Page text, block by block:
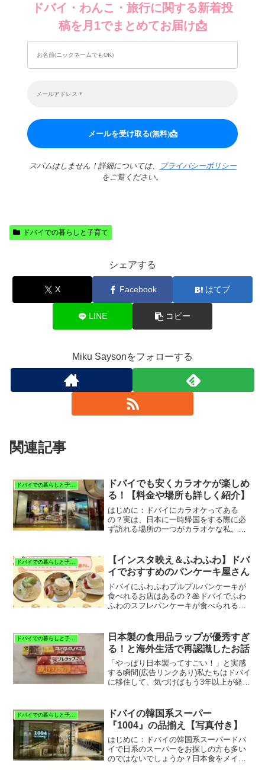
ドバイ・わんこ・旅行に関する新着投
稿を月1でまとめてお届け📩
スパムはしません！詳細については、
プライバシーポリシー
をご覧ください。
ドバイでの暮らしと子育て
シェアする
X Facebook はてブ
LINE コピー
Miku Saysonをフォローする
関連記事
ドバイでの暮らしと子育て
ドバイでも安くカラオケが楽しめ
る！【料金や場所も詳しく紹介】
はじめに：ドバイにカラオケってある
の？実は、日本に一時帰国をする際に必
ず訪れる場所の一つがカラオケな私。し
ケじゃ物足りず‥サクッと歌って発散で
きるカラオケを探していまし...
【インスタ映え＆ふわふわ】ドバ
イでおすすめのパンケーキ屋さん
ドバイにふわふわプルプルパンケーキが
食べれるお店はあるの？🥞ドバイでふわ
ふわのスフレパンケーキが食べられるお
く、ふわふわ食感を楽しめるお店があり
ます。今回はドバイ在住4年...
日本製の食用品ラップが優秀すぎ
る！と海外生活で再認識したお話
「やっぱり日本製ってすごい！」と実感
する瞬間(広告リンクあり)私たちはドバイ
に移住して、気づけばもう3年以上が経ち
「日本製の素晴らしさ」です。海外の方
から「Made in...
ドバイでの暮らしと子育て
ドバイの韓国系スーパー
『1004』の品揃え【写真付き】
はじめに：ドバイの韓国系スーパードバ
イで日系のスーパーをお探しの方も多い
のではないでしょうか？日本食をメイン